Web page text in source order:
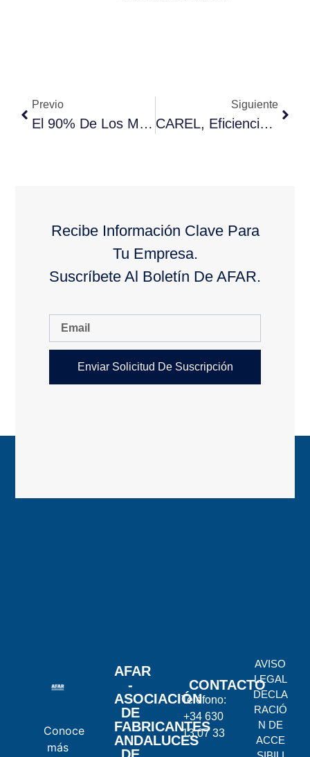
Previo
El 90% De Los Miembros De La Junta Directiva Continúan Bajo El Mandato Del Nuevo Presidente Joaquín Alberto Peñalver
Siguiente
CAREL, Eficiencia Conectada
Recibe Información Clave Para
Tu Empresa.
Suscríbete Al Boletín De AFAR.
Enviar Solicitud De Suscripción
Conoce
más
AFAR
-
ASOCIACIÓN
DE
FABRICANTES
ANDALUCES
CONTACTO
Teléfono:
+34 630
13 07 33
AVISO
LEGAL
DECLA
RACIÓ
N DE
ACCE